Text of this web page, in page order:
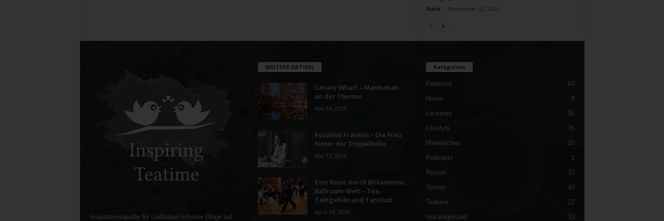
fiala - November 23, 2021
Inspirationsquelle für Liebhaber schöner Dinge auf
WEITERE ARTIKEL
Canary Wharf – Manhattan
an der Themse
Mai 24, 2026
Rosalind Franklin – Die Frau
hinter der Doppelhelix
Mai 15, 2026
Eine Reise durch Britanniens
Ballroom-Welt – Tea,
Taktgefühl und Tanzlust
April 14, 2026
Kategorien
Featured
63
Home
8
Leckeres
55
Lifestyle
76
Malerisches
15
Podcasts
1
Reisen
37
Stories
40
Teatime
22
Uncategorized
33